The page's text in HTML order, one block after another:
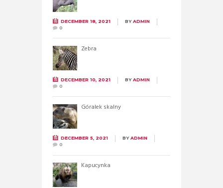
DECEMBER 18, 2021 BYADMIN
0
Zebra
DECEMBER 10, 2021 BYADMIN
0
Góralek skalny
DECEMBER 5, 2021 BYADMIN
0
Kapucynka